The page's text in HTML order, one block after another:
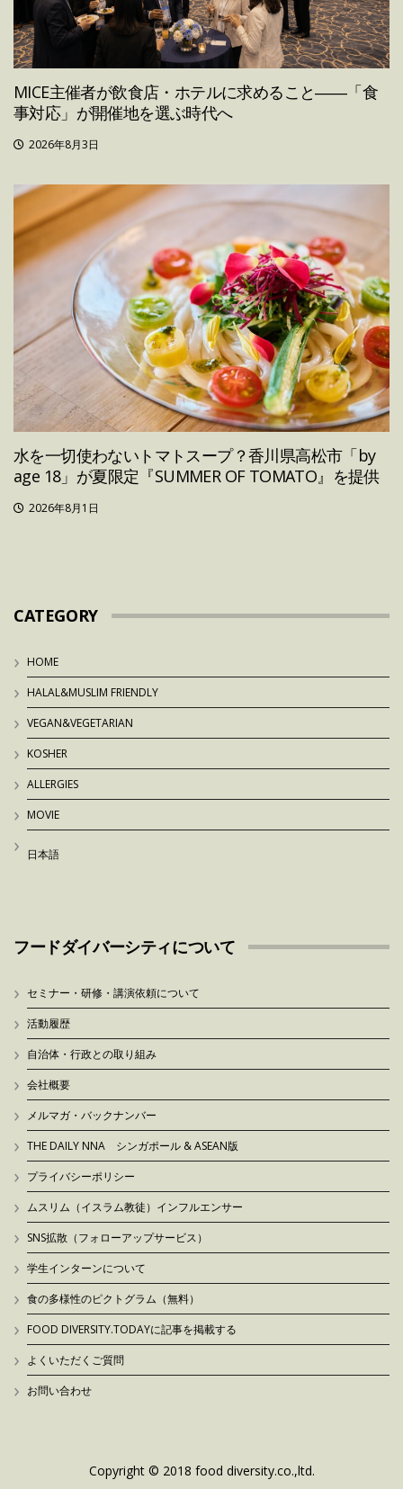
MICE主催者が飲食店・ホテルに求めること――「食
事対応」が開催地を選ぶ時代へ
2026年8月3日
水を一切使わないトマトスープ？香川県高松市「by
age 18」が夏限定『SUMMER OF TOMATO』を提供
2026年8月1日
CATEGORY
HOME
HALAL&MUSLIM FRIENDLY
VEGAN&VEGETARIAN
KOSHER
ALLERGIES
MOVIE
日本語
フードダイバーシティについて
セミナー・研修・講演依頼について
活動履歴
自治体・行政との取り組み
会社概要
メルマガ・バックナンバー
THE DAILY NNA シンガポール & ASEAN版
プライバシーポリシー
ムスリム（イスラム教徒）インフルエンサー
SNS拡散（フォローアップサービス）
学生インターンについて
食の多様性のピクトグラム（無料）
FOOD DIVERSITY.TODAYに記事を掲載する
よくいただくご質問
お問い合わせ
Copyright © 2018 food diversity.co.,ltd.